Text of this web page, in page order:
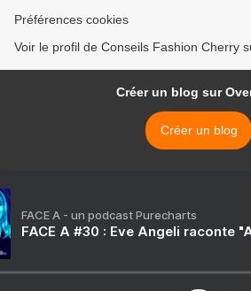
Préférences cookies
Voir le profil de Conseils Fashion Cherry
Créer un blog sur
Créer un blog
FACE A - un podcast Purecharts
FACE A #30 : Eve Angeli raconte